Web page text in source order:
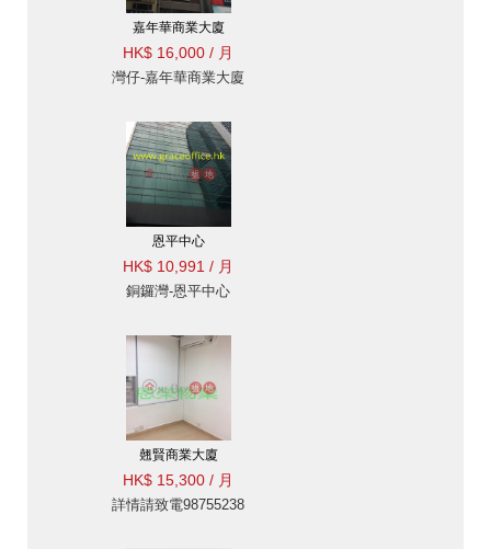
嘉年華商業大廈
HK$ 16,000 / 月
灣仔-嘉年華商業大廈
恩平中心
HK$ 10,991 / 月
銅鑼灣-恩平中心
翹賢商業大廈
HK$ 15,300 / 月
詳情請致電98755238